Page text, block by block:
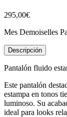
295,00€
Mes Demoiselles
Descripción
Pantalón fluido
Este pantalón
estampa en tonos
luminoso. Su
ideal para looks